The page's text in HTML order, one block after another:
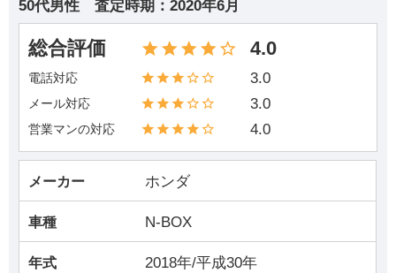
50代男性 査定時期： 2020年6月
総合評価 4.0
電話対応 3.0
メール対応 3.0
営業マンの対応 4.0
メーカー ホンダ
車種 N-BOX
年式 2018年/平成30年